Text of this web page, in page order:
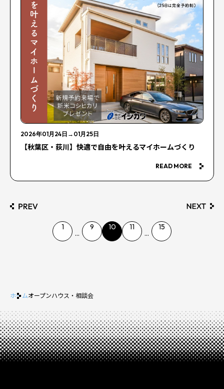
2026年01月24日 → 01月25日
【秋葉区・荻川】快適で自由を叶えるマイホームづくり
READ MORE
1
...
9 10 11
...
15
ホームオープンハウス・相談会